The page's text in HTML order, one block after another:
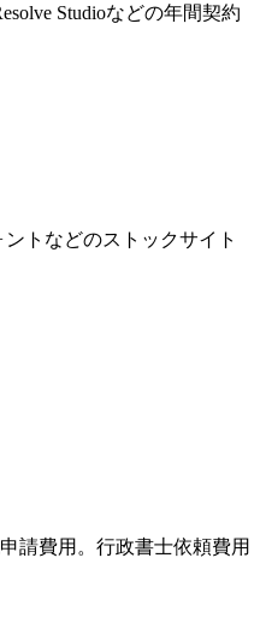
Studioなどの年間契約
トなどのストックサイト
請費用。行政書士依頼費用